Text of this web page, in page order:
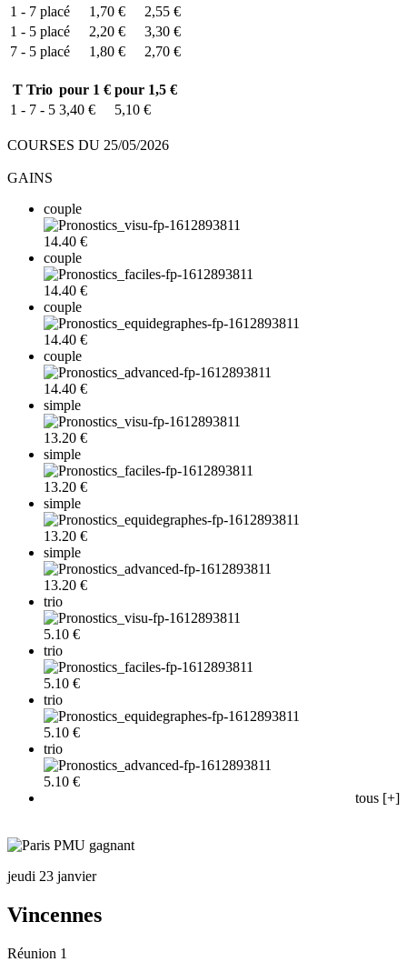
1 - 7 placé 1,70 €
2,55 €
1 - 5 placé 2,20 €
3,30 €
7 - 5 placé 1,80 € 2,70 €
T Trio pour 1 € pour 1,5 €
1 - 7 - 5 3,40 € 5,10 €
COURSES DU 25/05/2026
GAINS
couple
14.40 €
couple
14.40 €
couple
14.40 €
couple
14.40 €
simple
13.20 €
simple
13.20 €
simple
13.20 €
simple
13.20 €
trio
5.10 €
trio
5.10 €
trio
5.10 €
trio
5.10 €
tous [+]
jeudi 23 janvier
Vincennes
Réunion 1